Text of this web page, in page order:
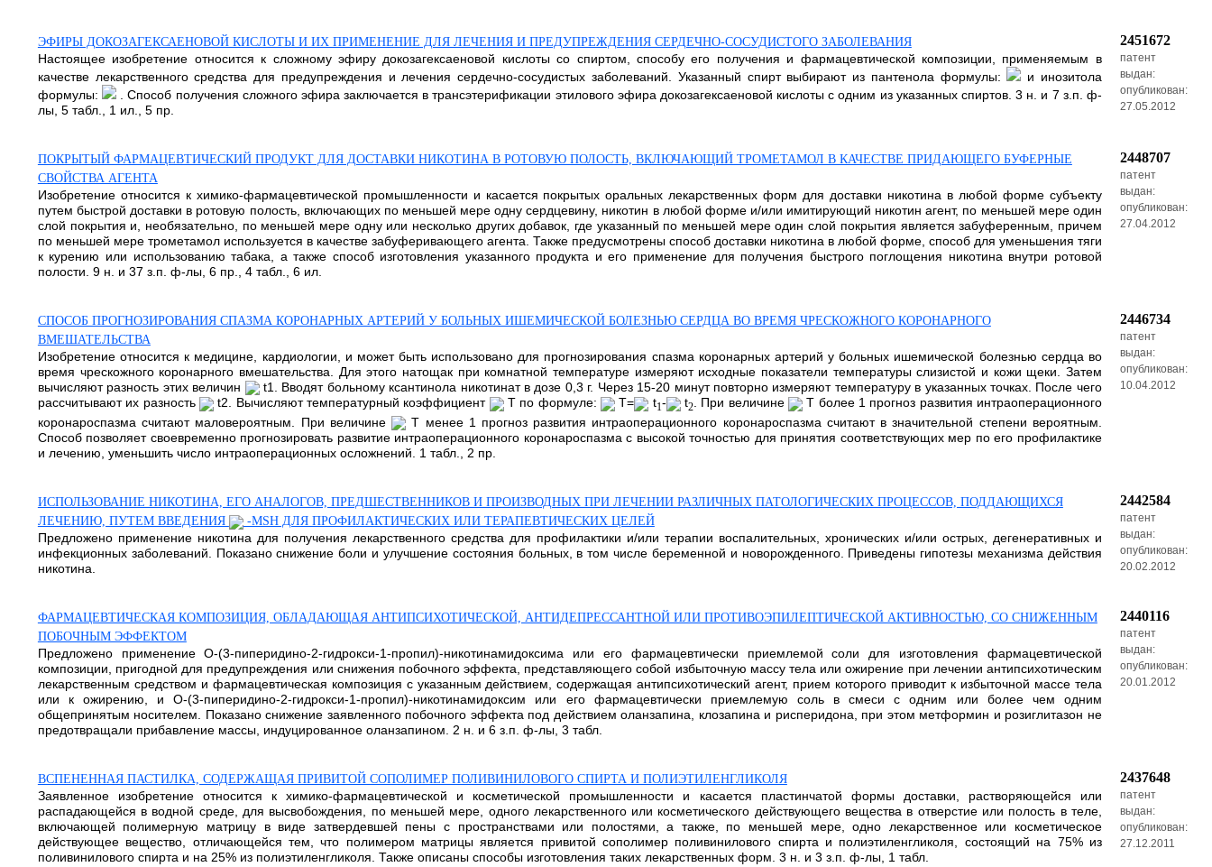
ЭФИРЫ ДОКОЗАГЕКСАЕНОВОЙ КИСЛОТЫ И ИХ ПРИМЕНЕНИЕ ДЛЯ ЛЕЧЕНИЯ И ПРЕДУПРЕЖДЕНИЯ СЕРДЕЧНО-СОСУДИСТОГО ЗАБОЛЕВАНИЯ
Настоящее изобретение относится к сложному эфиру докозагексаеновой кислоты со спиртом, способу его получения и фармацевтической композиции, применяемым в
качестве лекарственного средства для предупреждения и лечения сердечно-сосудистых заболеваний. Указанный спирт выбирают из пантенола формулы:
и инозитола
формулы:
. Способ получения сложного эфира заключается в трансэтерификации этилового эфира докозагексаеновой кислоты с одним из указанных спиртов. 3 н. и 7 з.п. ф-
лы, 5 табл., 1 ил., 5 пр.
2451672
патент
выдан:
опубликован:
27.05.2012
ПОКРЫТЫЙ ФАРМАЦЕВТИЧЕСКИЙ ПРОДУКТ ДЛЯ ДОСТАВКИ НИКОТИНА В РОТОВУЮ ПОЛОСТЬ, ВКЛЮЧАЮЩИЙ ТРОМЕТАМОЛ В КАЧЕСТВЕ ПРИДАЮЩЕГО БУФЕРНЫЕ
СВОЙСТВА АГЕНТА
Изобретение относится к химико-фармацевтической промышленности и касается покрытых оральных лекарственных форм для доставки никотина в любой форме субъекту
путем быстрой доставки в ротовую полость, включающих по меньшей мере одну сердцевину, никотин в любой форме и/или имитирующий никотин агент, по меньшей мере один
слой покрытия и, необязательно, по меньшей мере одну или несколько других добавок, где указанный по меньшей мере один слой покрытия является забуференным, причем
по меньшей мере трометамол используется в качестве забуферивающего агента. Также предусмотрены способ доставки никотина в любой форме, способ для уменьшения тяги
к курению или использованию табака, а также способ изготовления указанного продукта и его применение для получения быстрого поглощения никотина внутри ротовой
полости. 9 н. и 37 з.п. ф-лы, 6 пр., 4 табл., 6 ил.
2448707
патент
выдан:
опубликован:
27.04.2012
СПОСОБ ПРОГНОЗИРОВАНИЯ СПАЗМА КОРОНАРНЫХ АРТЕРИЙ У БОЛЬНЫХ ИШЕМИЧЕСКОЙ БОЛЕЗНЬЮ СЕРДЦА ВО ВРЕМЯ ЧРЕСКОЖНОГО КОРОНАРНОГО
ВМЕШАТЕЛЬСТВА
Изобретение относится к медицине, кардиологии, и может быть использовано для прогнозирования спазма коронарных артерий у больных ишемической болезнью сердца во
время чрескожного коронарного вмешательства. Для этого натощак при комнатной температуре измеряют исходные показатели температуры слизистой и кожи щеки. Затем
вычисляют разность этих величин
t1. Вводят больному ксантинола никотинат в дозе 0,3 г. Через 15-20 минут повторно измеряют температуру в указанных точках. После чего
рассчитывают их разность
t2. Вычисляют температурный коэффициент Т по формуле: T= t1- t2. При величине
T более 1 прогноз развития интраоперационного
коронароспазма считают маловероятным. При величине
T менее 1 прогноз развития интраоперационного коронароспазма считают в значительной степени вероятным.
Способ позволяет своевременно прогнозировать развитие интраоперационного коронароспазма с высокой точностью для принятия соответствующих мер по его профилактике
и лечению, уменьшить число интраоперационных осложнений. 1 табл., 2 пр.
2446734
патент
выдан:
опубликован:
10.04.2012
ИСПОЛЬЗОВАНИЕ НИКОТИНА, ЕГО АНАЛОГОВ, ПРЕДШЕСТВЕННИКОВ И ПРОИЗВОДНЫХ ПРИ ЛЕЧЕНИИ РАЗЛИЧНЫХ ПАТОЛОГИЧЕСКИХ ПРОЦЕССОВ, ПОДДАЮЩИХСЯ
ЛЕЧЕНИЮ, ПУТЕМ ВВЕДЕНИЯ
-MSH ДЛЯ ПРОФИЛАКТИЧЕСКИХ ИЛИ ТЕРАПЕВТИЧЕСКИХ ЦЕЛЕЙ
Предложено применение никотина для получения лекарственного средства для профилактики и/или терапии воспалительных, хронических и/или острых, дегенеративных и
инфекционных заболеваний. Показано снижение боли и улучшение состояния больных, в том числе беременной и новорожденного. Приведены гипотезы механизма действия
никотина.
2442584
патент
выдан:
опубликован:
20.02.2012
ФАРМАЦЕВТИЧЕСКАЯ КОМПОЗИЦИЯ, ОБЛАДАЮЩАЯ АНТИПСИХОТИЧЕСКОЙ, АНТИДЕПРЕССАНТНОЙ ИЛИ ПРОТИВОЭПИЛЕПТИЧЕСКОЙ АКТИВНОСТЬЮ, СО СНИЖЕННЫМ
ПОБОЧНЫМ ЭФФЕКТОМ
Предложено применение O-(3-пиперидино-2-гидрокси-1-пропил)-никотинамидоксима или его фармацевтически приемлемой соли для изготовления фармацевтической
композиции, пригодной для предупреждения или снижения побочного эффекта, представляющего собой избыточную массу тела или ожирение при лечении антипсихотическим
лекарственным средством и фармацевтическая композиция с указанным действием, содержащая антипсихотический агент, прием которого приводит к избыточной массе тела
или к ожирению, и O-(3-пиперидино-2-гидрокси-1-пропил)-никотинамидоксим или его фармацевтически приемлемую соль в смеси с одним или более чем одним
общепринятым носителем. Показано снижение заявленного побочного эффекта под действием оланзапина, клозапина и рисперидона, при этом метформин и розиглитазон не
предотвращали прибавление массы, индуцированное оланзапином. 2 н. и 6 з.п. ф-лы, 3 табл.
2440116
патент
выдан:
опубликован:
20.01.2012
ВСПЕНЕННАЯ ПАСТИЛКА, СОДЕРЖАЩАЯ ПРИВИТОЙ СОПОЛИМЕР ПОЛИВИНИЛОВОГО СПИРТА И ПОЛИЭТИЛЕНГЛИКОЛЯ
Заявленное изобретение относится к химико-фармацевтической и косметической промышленности и касается пластинчатой формы доставки, растворяющейся или
распадающейся в водной среде, для высвобождения, по меньшей мере, одного лекарственного или косметического действующего вещества в отверстие или полость в теле,
включающей полимерную матрицу в виде затвердевшей пены с пространствами или полостями, а также, по меньшей мере, одно лекарственное или косметическое
действующее вещество, отличающейся тем, что полимером матрицы является привитой сополимер поливинилового спирта и полиэтиленгликоля, состоящий на 75% из
поливинилового спирта и на 25% из полиэтиленгликоля. Также описаны способы изготовления таких лекарственных форм. 3 н. и 3 з.п. ф-лы, 1 табл.
2437648
патент
выдан:
опубликован:
27.12.2011